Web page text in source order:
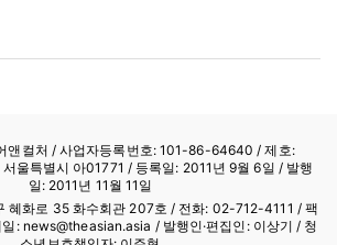
및 문화예술단체 관계자 100여 명이 참석한
관광재단 설립 타당성 주민 공청회’를 개최했
앤컬처 /사업자등록번호: 101-86-64640 / 제호:
울특별시 아01771 / 등록일: 2011년 9월 6일 / 발행
일: 2011년 11월 11일
혜화로 35 화수회관 207호 / 전화: 02-712-4111 / 팩
일: news@theasian.asia / 발행인·편집인: 이상기 / 청